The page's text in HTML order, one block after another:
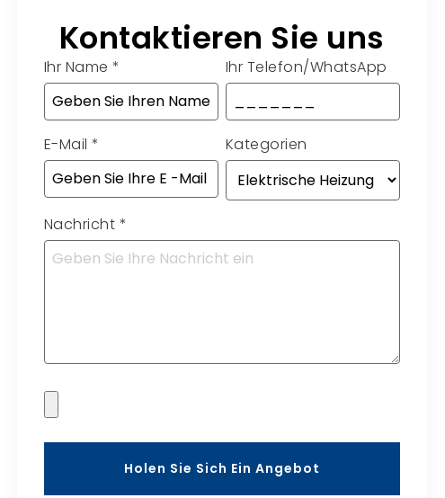
Kontaktieren Sie uns
Ihr Name * Ihr Telefon/WhatsApp
E-Mail * Kategorien
Nachricht *
Holen Sie Sich Ein Angebot